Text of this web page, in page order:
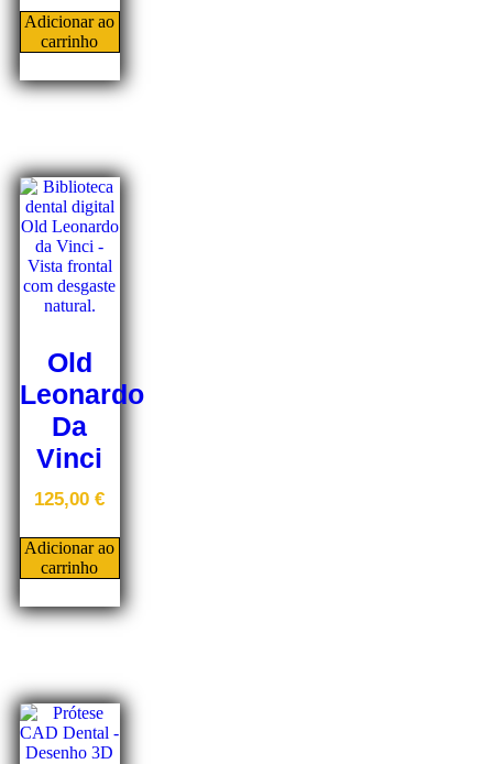
Adicionar ao
carrinho
Old
Leonardo
Da
Vinci
125,00€
Adicionar ao
carrinho